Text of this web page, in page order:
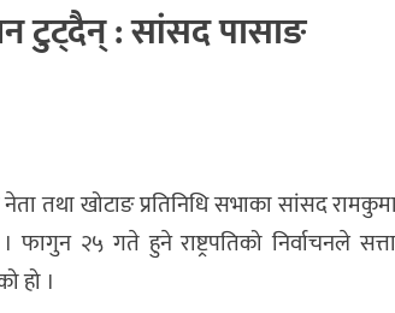
टुट्दैन् : सांसद पासाङ
तथा खोटाङ प्रतिनिधि सभाका सांसद
२५ गते हुने राष्ट्रपतिको निर्वाचनले
हो ।